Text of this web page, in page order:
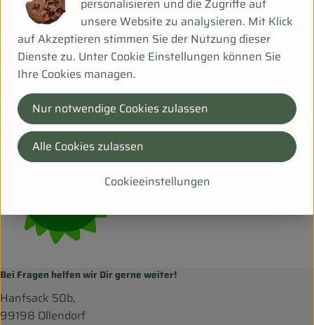
Herkunft
Hersteller: GRH
Deutschland
Grünhof
Bei Fragen helfen wir Dir gerne weiter!
Hanfsack 50b,
99198 Ollendorf
personalisieren und die Zugriffe auf
unsere Website zu analysieren. Mit Klick
auf Akzeptieren stimmen Sie der Nutzung dieser
Dienste zu. Unter Cookie Einstellungen können Sie
Ihre Cookies managen.
Cookieeinstellungen
Nur notwendige Cookies zulassen
Alle Cookies zulassen